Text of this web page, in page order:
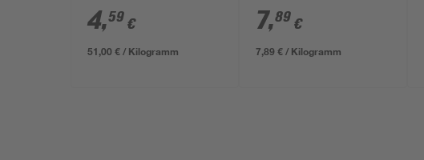
2,5 cm
4,59 €
51,00 € / Kilogramm
7,89 €
7,89 € / Kilogramm